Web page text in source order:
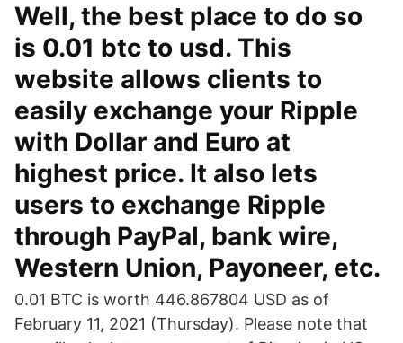
Well, the best place to do so
is 0.01 btc to usd. This
website allows clients to
easily exchange your Ripple
with Dollar and Euro at
highest price. It also lets
users to exchange Ripple
through PayPal, bank wire,
Western Union, Payoneer, etc.
0.01 BTC is worth 446.867804 USD as of
February 11, 2021 (Thursday). Please note that